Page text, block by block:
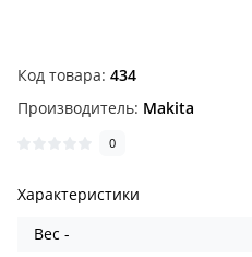
Код товара:434
Производитель: Makita
0
Характеристики
Вес -